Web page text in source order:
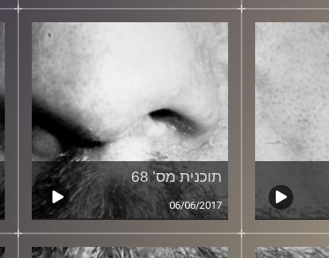
תוכנית מס' 68
06/06/2017